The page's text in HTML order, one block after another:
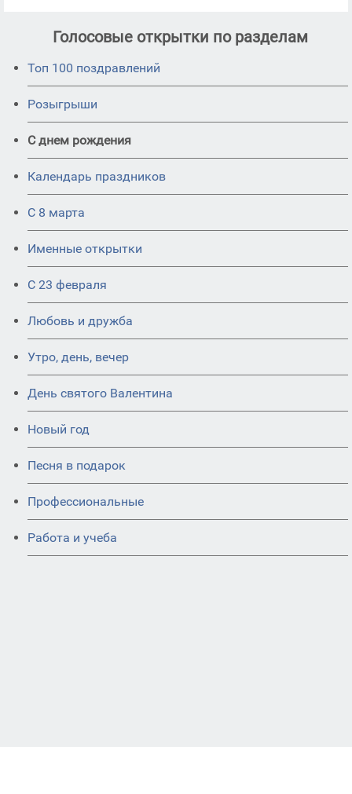
Голосовые открытки по разделам
Топ 100 поздравлений
Розыгрыши
С днем рождения
Календарь праздников
С 8 марта
Именные открытки
С 23 февраля
Любовь и дружба
Утро, день, вечер
День святого Валентина
Новый год
Песня в подарок
Профессиональные
Работа и учеба